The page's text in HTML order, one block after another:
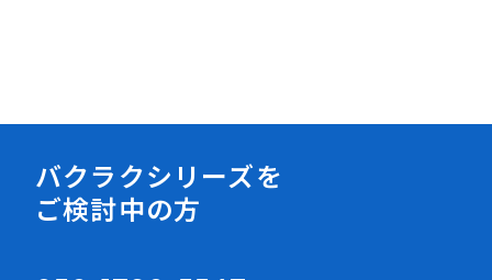
バクラクシリーズを
ご検討中の方